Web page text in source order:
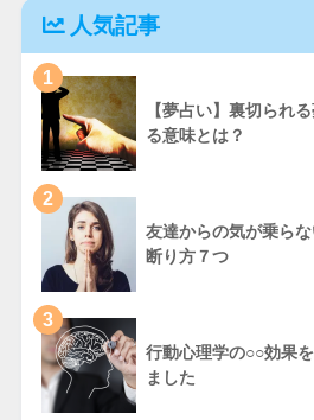
人気記事
1
【夢占い】裏切られ
る意味とは？
2
友達からの気が乗ら
断り方７つ
3
行動心理学の○○効果
ました